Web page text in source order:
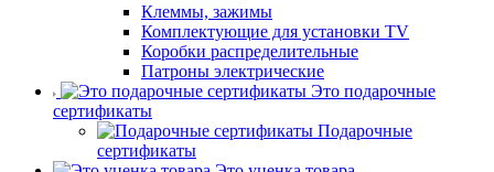
Клеммы, зажимы
Комплектующие для установки TV
Коробки распределительные
Патроны электрические
Это подарочные
сертификаты
Подарочные
сертификаты